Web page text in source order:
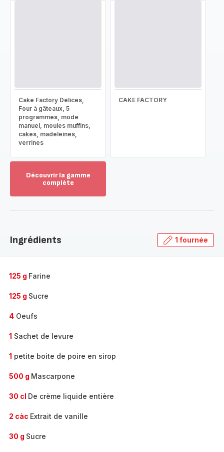
Cake Factory Délices,
Four à gâteaux, 5
programmes, mode
manuel, moules muffins,
cakes, madeleines,
verrines
CAKE FACTORY
Découvrir la gamme
complète
gamme
Ingrédients 1 fournée
125 g Farine
125 g Sucre
4 Oeufs
1 Sachet de levure
1 petite boite de poire en sirop
500 g Mascarpone
30 cl De crème liquide entière
2 càc Extrait de vanille
30 g Sucre